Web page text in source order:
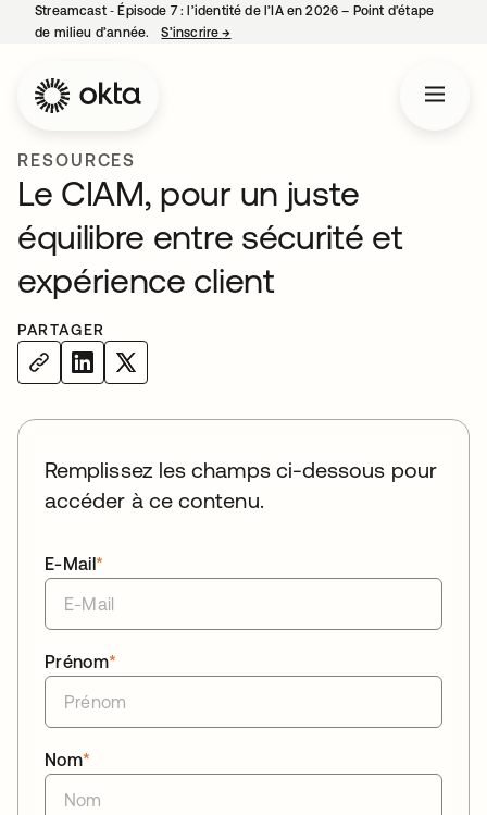
Streamcast ‑ Épisode 7 : l’identité de l’IA en 2026 – Point d’étape
de milieu d’année.
S’inscrire→
RESOURCES
Le CIAM, pour un juste
équilibre entre sécurité et
expérience client
PARTAGER
Remplissez les champs ci-dessous pour
accéder à ce contenu.
*
E-Mail
*
Prénom
*
Nom